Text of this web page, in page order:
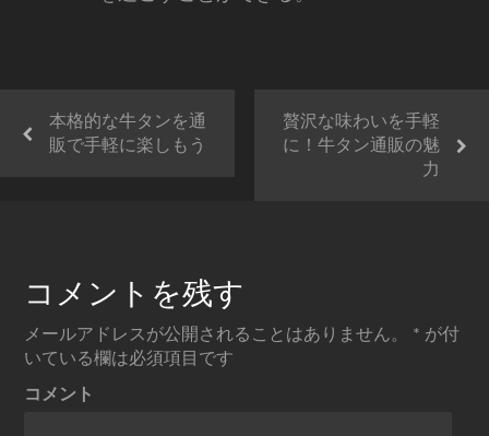
本格的な牛タンを通
販で手軽に楽しもう
贅沢な味わいを手軽
に！牛タン通販の魅
力
コメントを残す
メールアドレスが公開されることはありません。 * が付
いている欄は必須項目です
コメント